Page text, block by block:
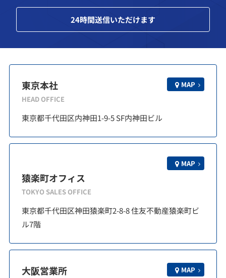
24時間送信いただけます
東京本社
HEAD OFFICE
MAP
東京都千代田区内神田1-9-5 SF内神田ビル
猿楽町オフィス
TOKYO SALES OFFICE
MAP
東京都千代田区神田猿楽町2-8-8 住友不動産猿楽町ビ
ル7階
大阪営業所 MAP